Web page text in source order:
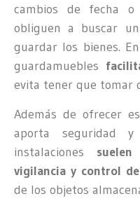
cambios de fecha o
obliguen a buscar
guardar los bienes.
guardamuebles
evita tener que tomar
Además de ofrecer
aporta seguridad
instalaciones
vigilancia y control
de los objetos